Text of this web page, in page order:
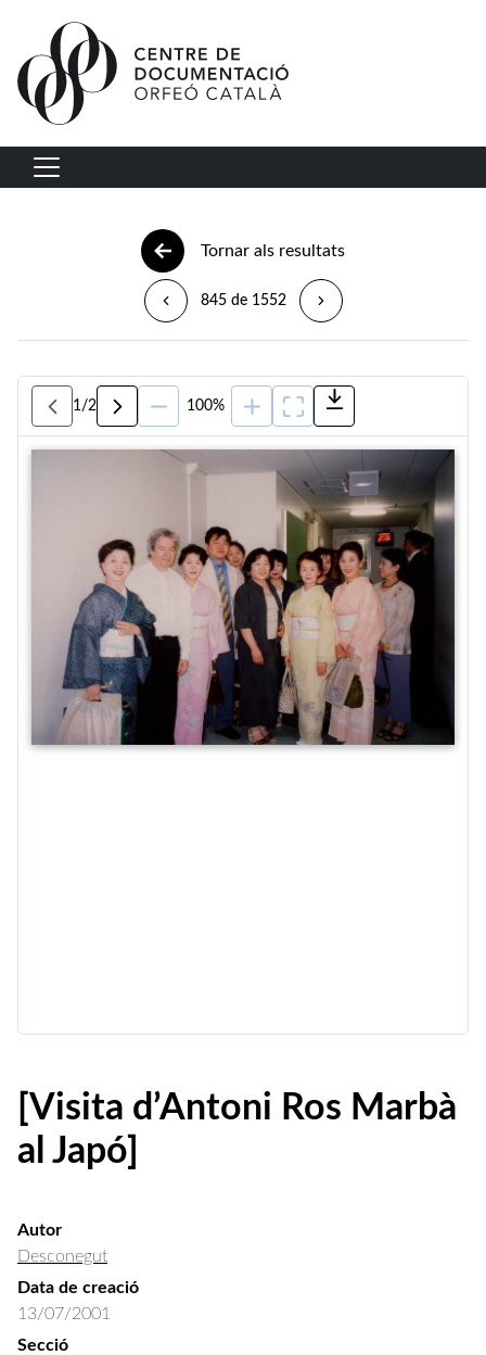
Vés al contingut
Navegació principal
Tornar als resultats
845 de 1552
1 /2 100%
[Visita d’Antoni Ros Marbà
al Japó]
Autor
Desconegut
Data de creació
13/07/2001
Secció